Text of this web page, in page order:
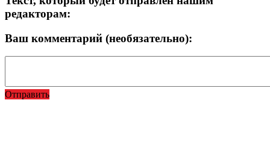
редакторам:
Ваш комментарий (необязательно):
Отправить